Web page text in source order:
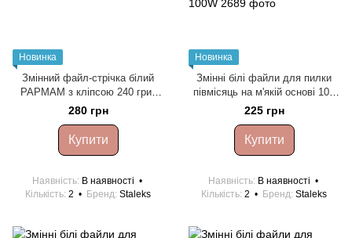
Новинка
Змінний файл-стрічка білий
PAPMAM з кліпсою 240 грит
Staleks PRO EXPERT ATC-
240W
280 грн
Купити
Наявність В наявності
Кількість 2 Бренд Staleks
Новинка
Змінні білі файли для пилки
півмісяць на м'якій основі 100
гріт Staleks PRO EXPERT 40
30 шт DFE-40-100W
225 грн
Купити
Наявність В наявності
Кількість 2 Бренд Staleks